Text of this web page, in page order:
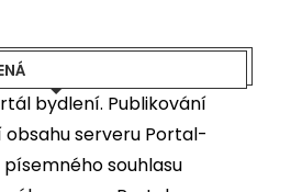
bydlení. Publikování
serveru Portal-
souhlasu